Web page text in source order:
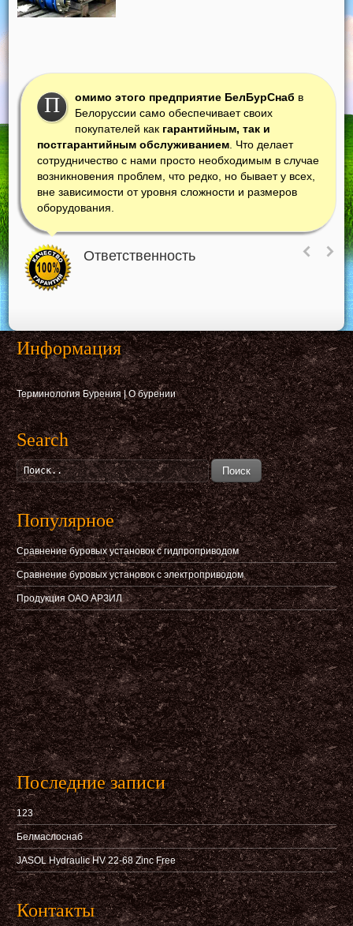
П омимо этого предприятие БелБурСнаб в
Белоруссии само обеспечивает своих
покупателей как гарантийным, так и
постгарантийным обслуживанием. Что делает
сотрудничество с нами просто необходимым в случае
возникновения проблем, что редко, но бывает у всех,
вне зависимости от уровня сложности и размеров
оборудования.
Ответственность
Информация
Терминология Бурения|О бурении
Search
Поиск
Популярное
Сравнение буровых установок с гидпроприводом
Сравнение буровых установок с электроприводом
Продукция ОАО АРЗИЛ
Последние записи
123
Белмаслоснаб
JASOL Hydraulic HV 22-68 Zinc Free
Контакты